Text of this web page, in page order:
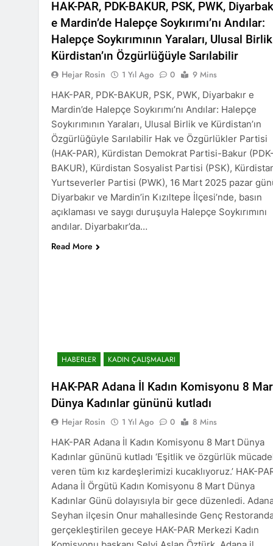
Barış ancak
11 Ay Ago
Hak ve
11 Ay Ago
Hak ve
11 Ay Ago
HAK-PAR
12 Ay Ago
HAK-PAR
görüştü
12 Ay Ago
HAK-PAR
12 Ay Ago
Lozan
1 Yıl Ago
YENİLEN
HAK-PAR Genel
1 Yıl Ago
HAK-PAR
1 Yıl Ago
HAK-PAR
1 Yıl Ago
HAK-PAR
konferans
1 Yıl Ago
HAK-PAR pm
”Ortadoğu,
1 Yıl Ago
HAK-PAR, PDK-BAKUR, PSK, PWK,
e Mardin’de Halepçe Soykırımı’nı Andılar:
Halepçe Soykırımının Yaraları, Ulusal
Kürdistan’ın Özgürlüğüyle Sarılabilir
Hejar Rosin 1 Yıl Ago 0
9 Mins
HAK-PAR, PDK-BAKUR, PSK, PWK, Diyarbakır e
Mardin’de Halepçe Soykırımı’nı Andılar: Halepçe
Soykırımının Yaraları, Ulusal Birlik ve Kürdistan’ın
Özgürlüğüyle Sarılabilir Hak ve Özgürlükler Partisi
(HAK-PAR), Kürdistan Demokrat Partisi-Bakur (PDK-
BAKUR), Kürdistan Sosyalist Partisi (PSK),
Yurtseverler Partisi (PWK), 16 Mart 2025 pazar
Diyarbakır ve Mardin’in Kızıltepe İlçesi’nde, basın
açıklaması ve saygı duruşuyla Halepçe Soykırımını
andılar. Diyarbakır’da…
Read More
HABERLER KADIN ÇALIŞMALARI
HAK-PAR Adana İl Kadın Komisyonu 8
Dünya Kadınlar gününü kutladı
Hejar Rosin 1 Yıl Ago 0
8 Mins
HAK-PAR Adana İl Kadın Komisyonu 8 Mart Dünya
Kadınlar gününü kutladı ‘Eşitlik ve özgürlük
veren tüm kız kardeşlerimizi kucaklıyoruz.’ HAK-
Adana İl Örgütü Kadın Komisyonu 8 Mart Dünya
Kadınlar Günü dolayısıyla bir gece düzenledi.
Seyhan ilçesin Onur mahallesinde Genç
gerçekleştirilen geceye HAK-PAR Merkezi Kadın